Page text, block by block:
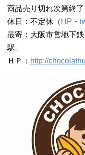
商品売り切れ次第終了
休日：不定休（ HP ・
最寄：大阪市営地下
駅」
ＨＰ： http://